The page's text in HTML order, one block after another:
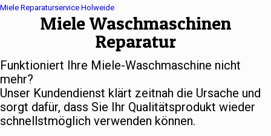
Miele Reparaturservice Holweide
Miele Waschmaschinen
Reparatur
Funktioniert Ihre Miele-Waschmaschine nicht
mehr?
Unser Kundendienst klärt zeitnah die Ursache und
sorgt dafür, dass Sie Ihr Qualitätsprodukt wieder
schnellstmöglich verwenden können.